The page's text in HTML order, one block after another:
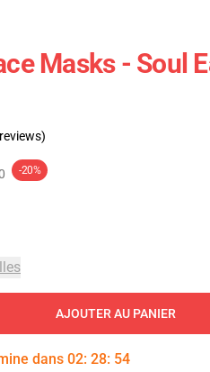
Masks - Soul
-20%
AJOUTER AU PANIER
dans 02: 28: 53